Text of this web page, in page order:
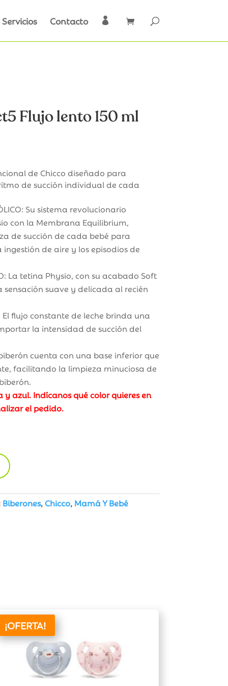
Servicios Contacto 
Flujo lento 150 ml
de Chicco diseñado para
de succión individual de cada
Su sistema revolucionario
con la Membrana Equilibrium,
de succión de cada bebé para
de aire y los episodios de
La tetina Physio, con su acabado Soft
sensación suave y delicada al recién
El flujo constante de leche brinda una
la intensidad de succión del
biberón cuenta con una base inferior que
facilitando la limpieza minuciosa de
y azul. Indícanos qué color quieres en
el pedido.
Biberones,Chicco, Mamá Y Bebé
¡OFERTA!